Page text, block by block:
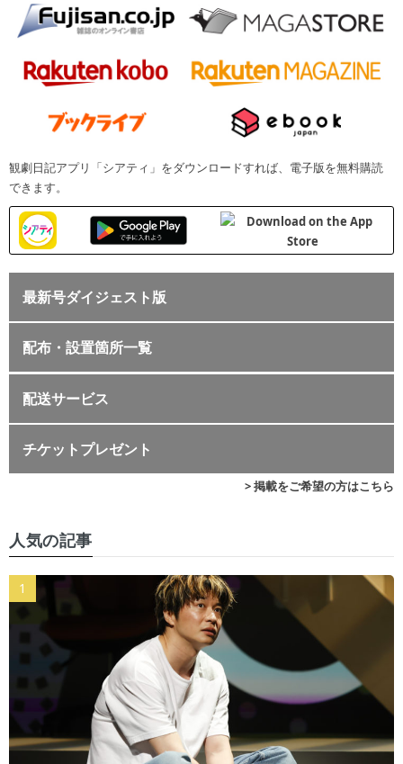
観劇日記アプリ「シアティ」をダウンロードすれば、電子版を無料購読
できます。
最新号ダイジェスト版
配布・設置箇所一覧
配送サービス
チケットプレゼント
> 掲載をご希望の方はこちら
人気の記事